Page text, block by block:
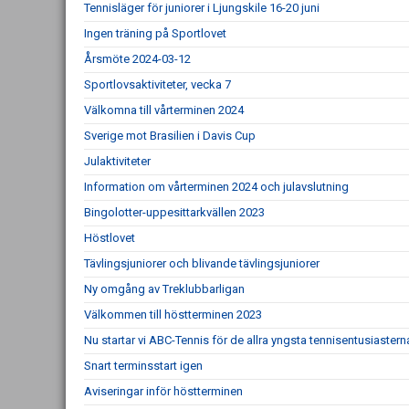
Tennisläger för juniorer i Ljungskile 16-20 juni
Ingen träning på Sportlovet
Årsmöte 2024-03-12
Sportlovsaktiviteter, vecka 7
Välkomna till vårterminen 2024
Sverige mot Brasilien i Davis Cup
Julaktiviteter
Information om vårterminen 2024 och julavslutning
Bingolotter-uppesittarkvällen 2023
Höstlovet
Tävlingsjuniorer och blivande tävlingsjuniorer
Ny omgång av Treklubbarligan
Välkommen till höstterminen 2023
Nu startar vi ABC-Tennis för de allra yngsta
Snart terminsstart igen
Aviseringar inför höstterminen